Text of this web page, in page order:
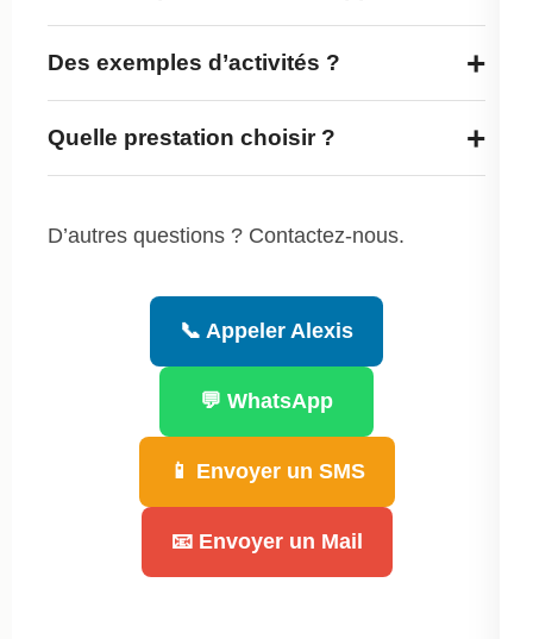
Des exemples d’activités ? +
Quelle prestation choisir ? +
D’autres questions ? Contactez-nous.
📞 Appeler Alexis
💬 WhatsApp
📱 Envoyer un SMS
📧 Envoyer un Mail